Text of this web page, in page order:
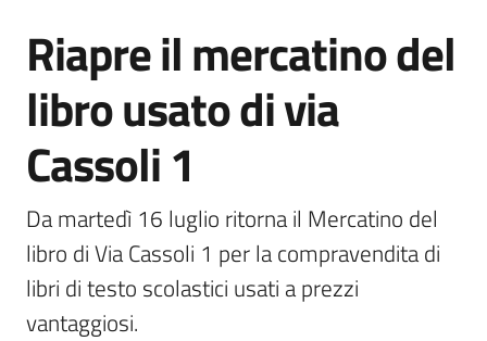
Amministrazione
Servizi
Novità
Menu selezionato
Vivere
Reggio
Emilia
Salta al contenuto
Riapre il mercatino del
libro usato di via
Cassoli 1
Da martedì 16 luglio ritorna il Mercatino del
libro di Via Cassoli 1 per la compravendita di
libri di testo scolastici usati a prezzi
vantaggiosi.